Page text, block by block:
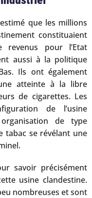
que les millions
constituaient
pour l’Etat
aussi à la politique
Ils ont également
atteinte à la libre
de cigarettes. Les
de l’usine
de type
tabac se révélant une
savoir précisément
usine clandestine.
nombreuses et sont